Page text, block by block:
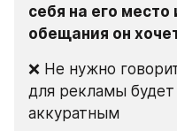
себя на его место
обещания он
❌ Не нужно
для рекламы
аккуратным